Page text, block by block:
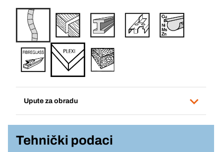
Upute za obradu
Tehnički podaci